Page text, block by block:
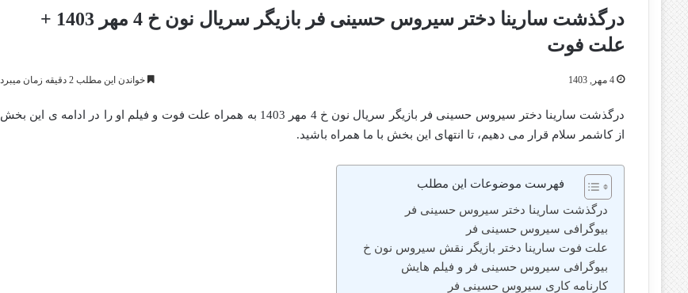
درگذشت سارینا دختر سیروس حسینی فر بازیگر سریال نون خ 4 مهر 1403 +
علت فوت
4 مهر, 1403 خواندن این مطلب 2 دقیقه زمان میبرد
درگذشت سارینا دختر سیروس حسینی فر بازیگر سریال نون خ 4 مهر 1403 به همراه علت فوت و فیلم او را در ادامه ی این بخش
از کاشمر سلام قرار می دهیم، تا انتهای این بخش با ما همراه باشید.
فهرست موضوعات این مطلب
درگذشت سارینا دختر سیروس حسینی فر
بیوگرافی سیروس حسینی فر
علت فوت سارینا دختر بازیگر نقش سیروس نون خ
بیوگرافی سیروس حسینی‌ فر و فیلم هایش
کارنامه کاری سیروس حسینی فر